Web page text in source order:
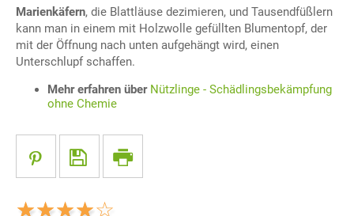
Marienkäfern, die Blattläuse dezimieren, und Tausendfüßlern
kann man in einem mit Holzwolle gefüllten Blumentopf, der
mit der Öffnung nach unten aufgehängt wird, einen
Unterschlupf schaffen.
Mehr erfahren über Nützlinge - Schädlingsbekämpfung
ohne Chemie